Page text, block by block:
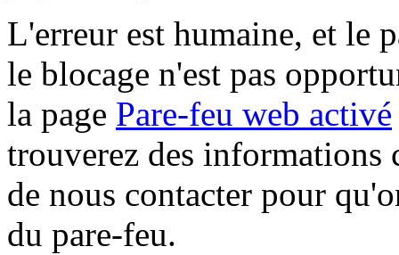
L'erreur est humaine, et le
le blocage n'est pas
la page Pare-feu web activé
trouverez des informations
de nous contacter pour
du pare-feu.